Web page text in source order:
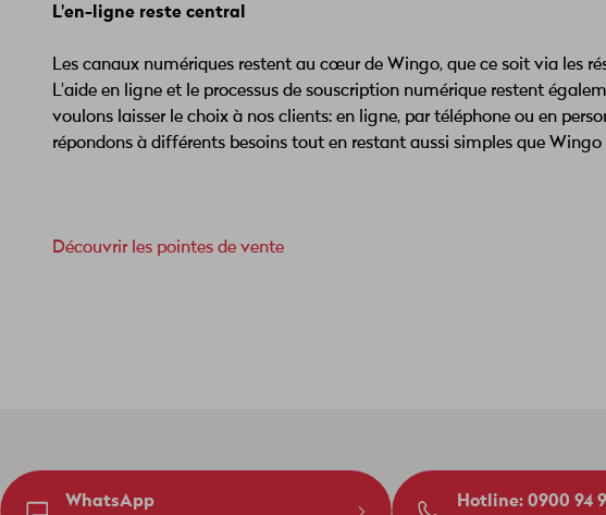
L'en-ligne reste central
Les canaux numériques restent au cœur de Wingo, que ce soit via les
L'aide en ligne et le processus de souscription numérique restent
voulons laisser le choix à nos clients: en ligne, par téléphone ou en
répondons à différents besoins tout en restant aussi simples que
Découvrir les pointes de vente
WhatsApp Hotline: 0900 94